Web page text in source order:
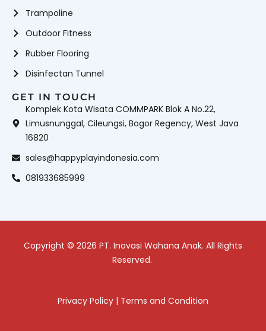
Trampoline
Outdoor Fitness
Rubber Flooring
Disinfectan Tunnel
GET IN TOUCH
Komplek Kota Wisata COMMPARK Blok A No.22,
Limusnunggal, Cileungsi, Bogor Regency, West Java
16820
sales@happyplayindonesia.com
081933685999
Copyright © 2026 PT. Inovasi Wahana Anak. All Rights
Reserved.
Privacy Policy | Terms and Condition